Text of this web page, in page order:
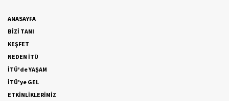
ANASAYFA
BİZİ TANI
KEŞFET
NEDEN İTÜ
İTÜ'de YAŞAM
İTÜ'ye GEL
ETKİNLİKLERİMİZ